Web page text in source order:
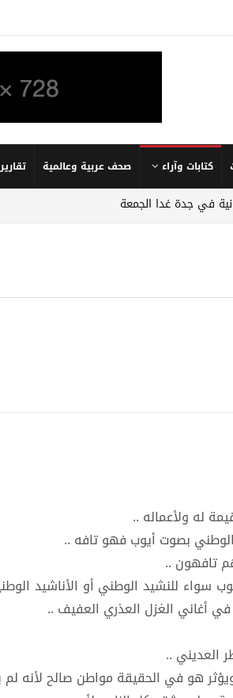
كتابات وآراء صحف عربية وعالمية
في جدة غدا الجمعة
له ولأعماله ..
بصوت أيوب فهو تافه ..
تافهون ..
سواء للنشيد الوطني أو الأناشيد
أغاني الغزل العذري العفيف ..
العديني ..
هو في الحقيقة مواطن صالح لأنه